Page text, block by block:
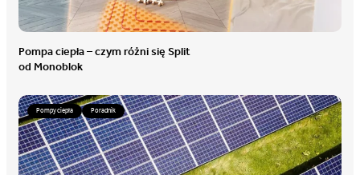
Pompa ciepła – czym różni się Split
od Monoblok
Pompy ciepła Poradnik